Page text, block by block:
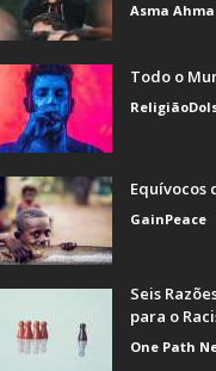
Asma
Todo o
Equívocos
GainPeace
Seis
para o
One Path